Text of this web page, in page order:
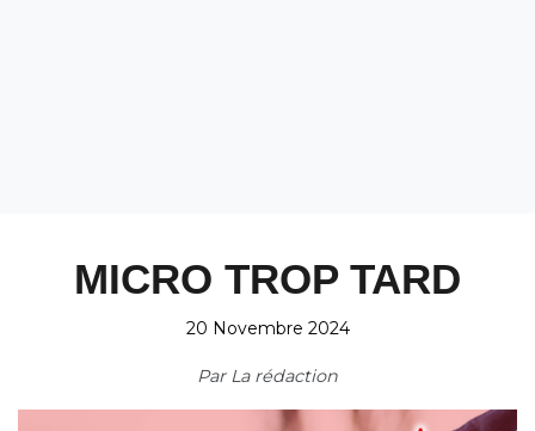
MICRO TROP TARD
20 Novembre 2024
Par La rédaction